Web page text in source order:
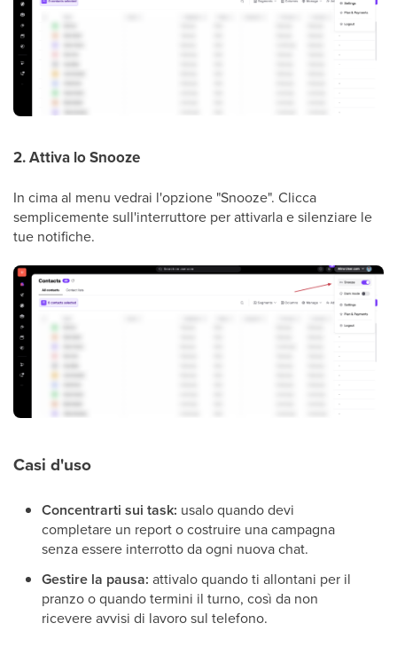
2. Attiva lo Snooze
In cima al menu vedrai l'opzione "Snooze". Clicca
semplicemente sull'interruttore per attivarla e silenziare le
tue notifiche.
Casi d'uso
Concentrarti sui task: usalo quando devi
completare un report o costruire una campagna
senza essere interrotto da ogni nuova chat.
Gestire la pausa: attivalo quando ti allontani per il
pranzo o quando termini il turno, così da non
ricevere avvisi di lavoro sul telefono.